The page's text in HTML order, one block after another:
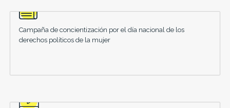
Campaña de concientización por el día nacional de los
derechos políticos de la mujer